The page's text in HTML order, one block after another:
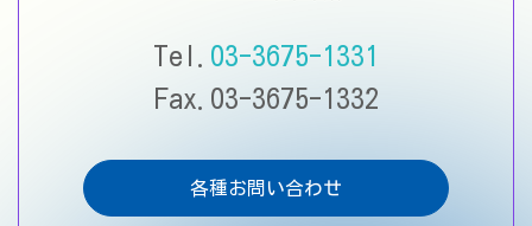
Tel. 03-3675-1331
Fax.03-3675-1332
各種お問い合わせ